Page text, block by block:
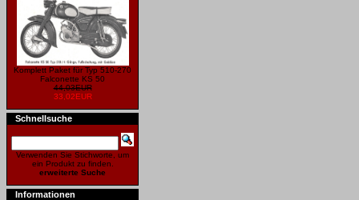
Komplett Paket für Typ 510-270
Falconette KS 50
44,03EUR
33,02EUR
Schnellsuche
Verwenden Sie Stichworte, um
ein Produkt zu finden.
erweiterte Suche
Informationen